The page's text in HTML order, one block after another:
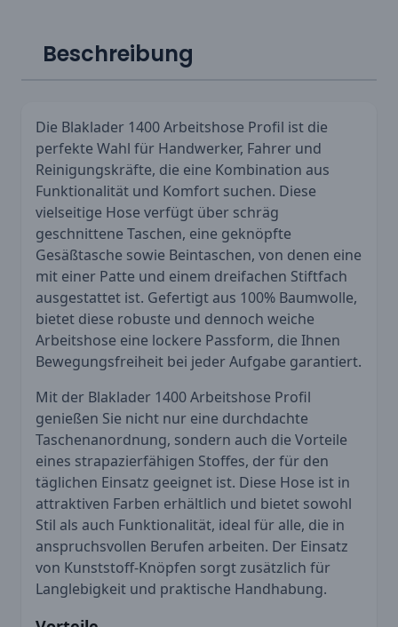
Beschreibung
Die Blaklader 1400 Arbeitshose Profil ist die
perfekte Wahl für Handwerker, Fahrer und
Reinigungskräfte, die eine Kombination aus
Funktionalität und Komfort suchen. Diese
vielseitige Hose verfügt über schräg
geschnittene Taschen, eine geknöpfte
Gesäßtasche sowie Beintaschen, von denen eine
mit einer Patte und einem dreifachen Stiftfach
ausgestattet ist. Gefertigt aus 100% Baumwolle,
bietet diese robuste und dennoch weiche
Arbeitshose eine lockere Passform, die Ihnen
Bewegungsfreiheit bei jeder Aufgabe garantiert.
Mit der Blaklader 1400 Arbeitshose Profil
genießen Sie nicht nur eine durchdachte
Taschenanordnung, sondern auch die Vorteile
eines strapazierfähigen Stoffes, der für den
täglichen Einsatz geeignet ist. Diese Hose ist in
attraktiven Farben erhältlich und bietet sowohl
Stil als auch Funktionalität, ideal für alle, die in
anspruchsvollen Berufen arbeiten. Der Einsatz
von Kunststoff-Knöpfen sorgt zusätzlich für
Langlebigkeit und praktische Handhabung.